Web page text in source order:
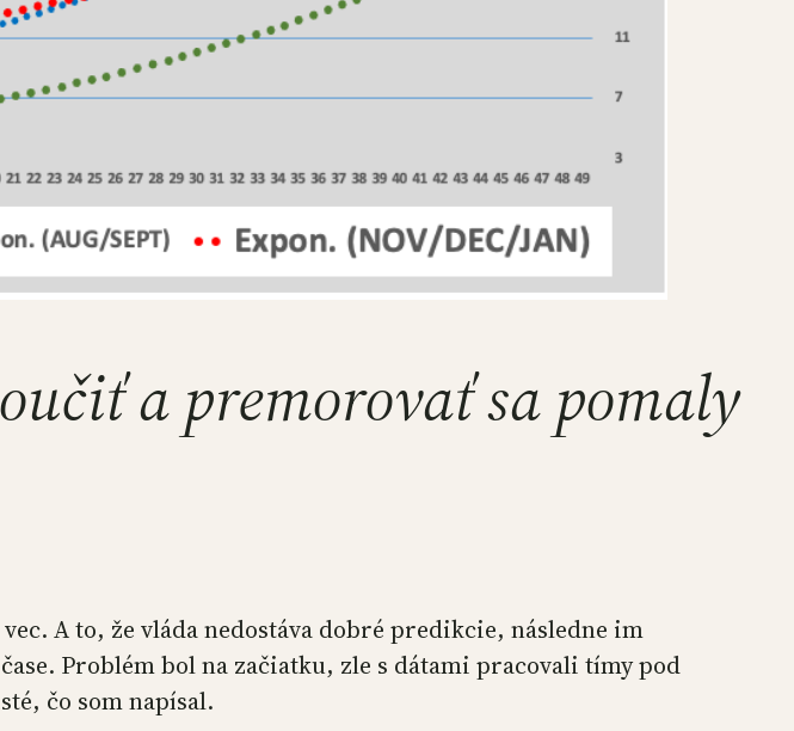
a premorovať sa pomaly
A to, že vláda nedostáva dobré predikcie, následne im
Problém bol na začiatku, zle s dátami pracovali tímy pod
čo som napísal.